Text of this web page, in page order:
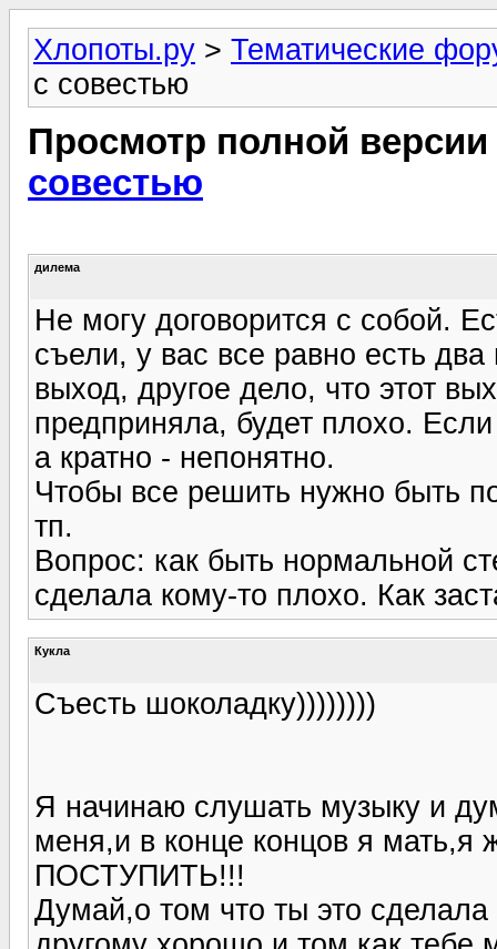
Хлопоты.ру > Тематические
с совестью
Просмотр полной
совестью
дилема
Не могу договорится с собой.
съели, у вас все равно есть
выход, другое дело, что этот
предприняла, будет плохо.
а кратно - непонятно.
Чтобы все решить нужно быть
тп.
Вопрос: как быть нормальной
сделала кому-то плохо. Как
Кукла
Съесть шоколадку))))))))
Я начинаю слушать музыку и
меня,и в конце концов я
ПОСТУПИТЬ!!!
Думай,о том что ты это сделала